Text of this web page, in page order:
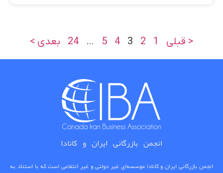
< قبلی 1
2
3
4
5
…
24 بعدی >
انجمن بازرگانی ایران و کانادا
انجمن بازرگانی ایران و کانادا موسسه‌ای غیر دولتی و غیر انتفاعی است که با استناد به